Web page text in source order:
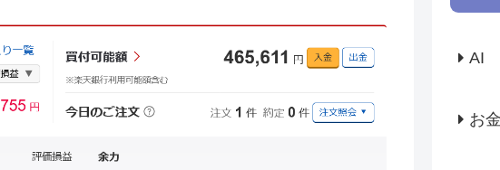
AI
お金